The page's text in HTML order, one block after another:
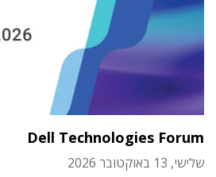
Dell Technologies Forum
שלישי, 13 באוקטובר 2026